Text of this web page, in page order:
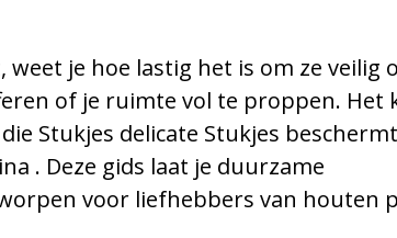
je hoe lastig het is om ze veilig
of je ruimte vol te proppen. Het
Stukjes delicate Stukjes
. Deze gids laat je duurzame
voor liefhebbers van houten